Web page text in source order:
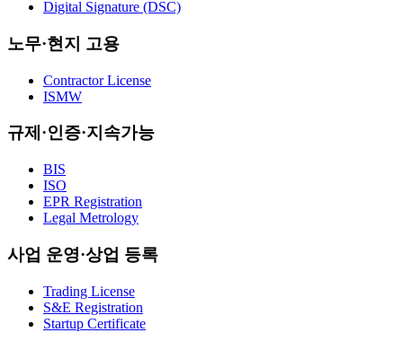
Digital Signature (DSC)
노무·현지 고용
Contractor License
ISMW
규제·인증·지속가능
BIS
ISO
EPR Registration
Legal Metrology
사업 운영·상업 등록
Trading License
S&E Registration
Startup Certificate